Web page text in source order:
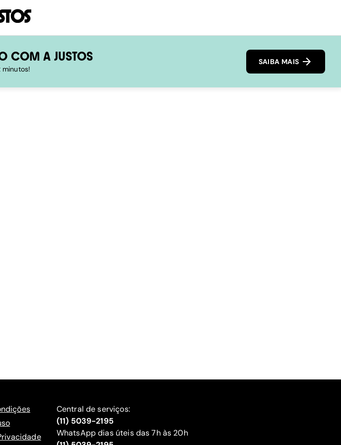
COM A JUSTOS
minutos!
SAIBA MAIS
Central de serviços:
(11) 5039-2195
WhatsApp dias úteis das 7h às 20h